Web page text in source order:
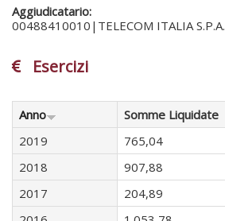
Aggiudicatario:
00488410010|TELECOM ITALIA S.P.A.
Esercizi
Anno
Somme Liquidate
2019
765,04
2018
907,88
2017
204,89